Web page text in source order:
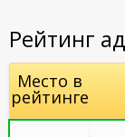
Рейтинг
Место в
рейтинге